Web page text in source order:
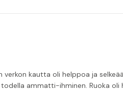
kautta oli helppoa ja
ammatti-ihminen. Ruoka oli